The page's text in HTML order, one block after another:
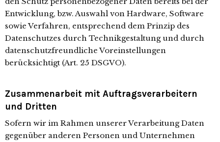
Entwicklung, bzw. Auswahl von Hardware, Software
sowie Verfahren, entsprechend dem Prinzip des
Datenschutzes durch Technikgestaltung und durch
datenschutzfreundliche Voreinstellungen
berücksichtigt (Art. 25 DSGVO).
Zusammenarbeit mit Auftragsverarbeitern
und Dritten
Sofern wir im Rahmen unserer Verarbeitung Daten
gegenüber anderen Personen und Unternehmen